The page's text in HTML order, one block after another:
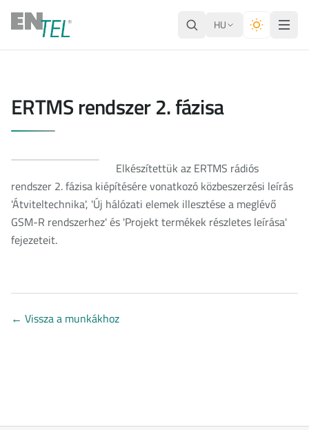
HU
ERTMS rendszer 2. fázisa
Elkészítettük az ERTMS rádiós
rendszer 2. fázisa kiépítésére vonatkozó közbeszerzési leírás
'Átviteltechnika', 'Új hálózati elemek illesztése a meglévő
GSM-R rendszerhez' és 'Projekt termékek részletes leírása'
fejezeteit.
← Vissza a munkákhoz